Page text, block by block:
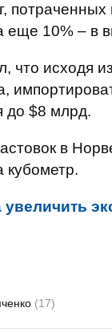
потраченных
10% – в
что исходя
до $8 млрд.
в
кубометр.
увеличить
(17)